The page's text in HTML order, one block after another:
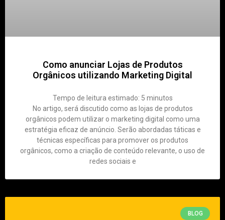
Como anunciar Lojas de Produtos
Orgânicos utilizando Marketing Digital
Tempo de leitura estimado: 5 minutos
No artigo, será discutido como as lojas de produtos
orgânicos podem utilizar o marketing digital como uma
estratégia eficaz de anúncio. Serão abordadas táticas e
técnicas específicas para promover os produtos
orgânicos, como a criação de conteúdo relevante, o uso de
redes sociais e
BLOG